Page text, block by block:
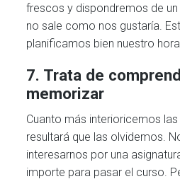
frescos y dispondremos de
no sale como nos gustaría.
planificamos bien nuestro
7. Trata de
memorizar
Cuanto más interioricemos las
resultará que las olvidemos.
interesarnos por una
importe para pasar el curso.